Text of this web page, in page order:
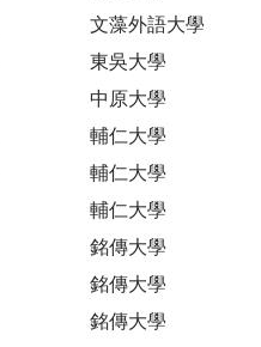
文藻外語大學
東吳大學
中原大學
輔仁大學
輔仁大學
輔仁大學
銘傳大學
銘傳大學
銘傳大學